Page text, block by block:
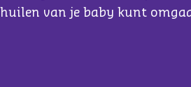
huilen van je baby kunt